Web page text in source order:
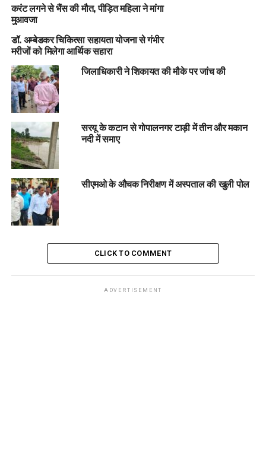
करंट लगने से भैंस की मौत, पीड़ित महिला ने मांगा
मुआवजा
डॉ. अम्बेडकर चिकित्सा सहायता योजना से गंभीर
मरीजों को मिलेगा आर्थिक सहारा
जिलाधिकारी ने शिकायत की मौके पर जांच की
सरयू के कटान से गोपालनगर टाड़ी में तीन और मकान
नदी में समाए
सीएमओ के औचक निरीक्षण में अस्पताल की खुली पोल
CLICK TO COMMENT
ADVERTISEMENT